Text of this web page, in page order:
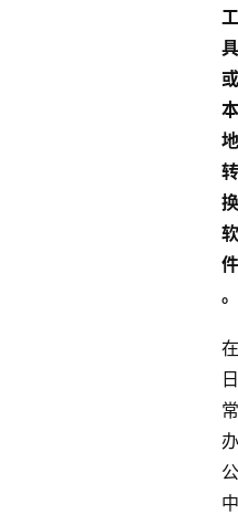
工
具
或
本
地
转
换
软
件
。
在
日
常
办
公
中